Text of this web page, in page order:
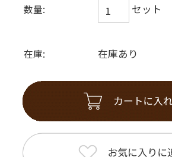
数量: セット
在庫: 在庫あり